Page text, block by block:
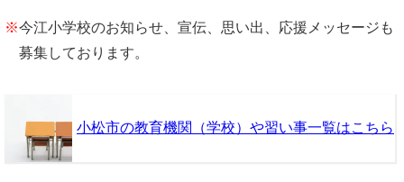
※今江小学校のお知らせ、宣伝、思い出、応援メッセージも
募集しております。
小松市の教育機関（学校）や習い事一覧はこちら